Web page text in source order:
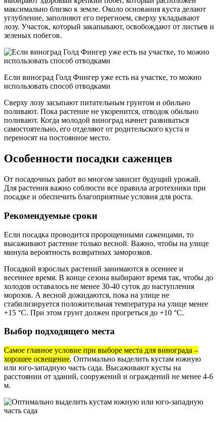
максимально близко к земле. Около основания куста делают
углубление, заполняют его перегноем, сверху укладывают
лозу. Участок, который закапывают, освобождают от листьев и
зеленых побегов.
Если виноград Голд Фингер уже есть на участке, то можно
использовать способ отводками
Сверху лозу засыпают питательным грунтом и обильно
поливают. Пока растение не укоренится, отводок обильно
поливают. Когда молодой виноград начнет развиваться
самостоятельно, его отделяют от родительского куста и
переносят на постоянное место.
Особенности посадки саженцев
От посадочных работ во многом зависит будущий урожай.
Для растения важно соблюсти все правила агротехники при
посадке и обеспечить благоприятные условия для роста.
Рекомендуемые сроки
Если посадка проводится пророщенными саженцами, то
высаживают растение только весной. Важно, чтобы на улице
минула вероятность возвратных заморозков.
Посадкой взрослых растений занимаются в осеннее и
весеннее время. В конце сезона выбирают время так, чтобы до
холодов оставалось не менее 30-40 суток до наступления
морозов. А весной дожидаются, пока на улице не
стабилизируется положительная температура на улице менее
+15 °С. При этом грунт должен прогреться до +10 °С.
Выбор подходящего места
Самое главное условие при выборе места для винограда –
хорошее освещение. Оптимально выделить кустам южную
или юго-западную часть сада. Высаживают кусты на
расстоянии от зданий, сооружений и ограждений не менее 4-6
м.